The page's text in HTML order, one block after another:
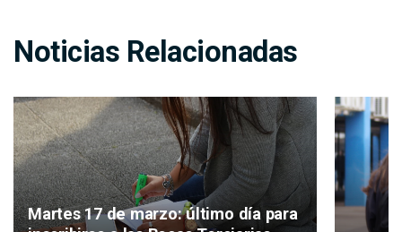
Noticias Relacionadas
Martes 17 de marzo: último día para